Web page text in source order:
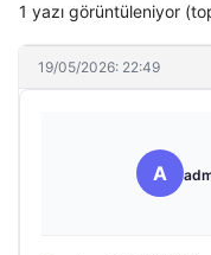
1 yazı görüntüleniyor
19/05/2026: 22:49
A